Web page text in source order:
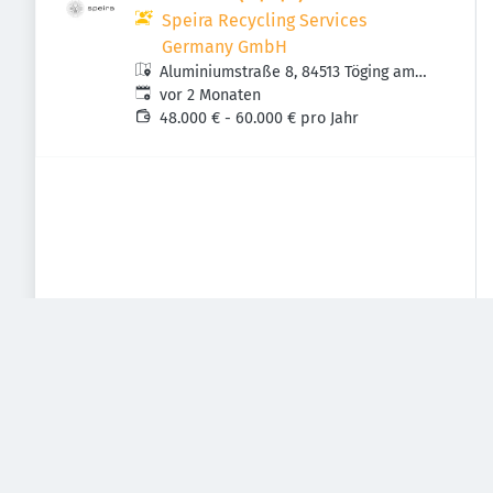
Speira Recycling Services
Germany GmbH
Aluminiumstraße 8, 84513 Töging am
Inn, Deutschland
Veröffentlicht:
vor 2 Monaten
48.000 € - 60.000 € pro Jahr